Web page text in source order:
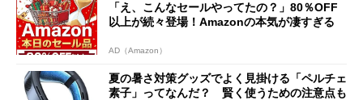
「え、こんなセールやってたの？」80％OFF
以上が続々登場！Amazonの本気が凄すぎる
AD（Amazon）
夏の暑さ対策グッズでよく見掛ける「ペルチェ
素子」ってなんだ？ 賢く使うための注意点も